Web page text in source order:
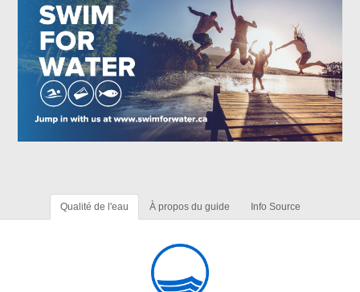
Qualité de l'eau À propos du guide Info Source